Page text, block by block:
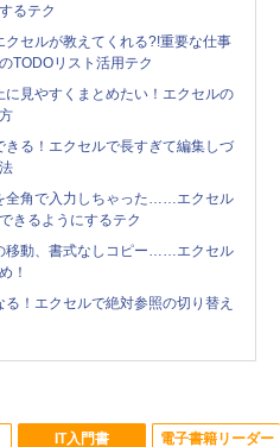
るテク
クセルが教えてくれる?!重要な仕事
TODOリスト活用テク
に見やすくまとめたい！エクセルの
きる！エクセルで長すぎて編集しづ
全角で入力しちゃった……エクセル
きるようにするテク
移動、書式なしコピー……エクセル
！
る！エクセルで絶対参照の切り替え
IT入門書 電子書籍リーダー